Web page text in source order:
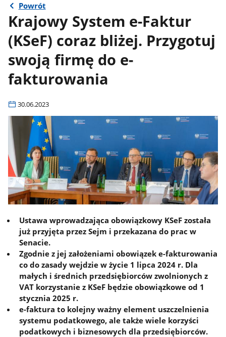
Powrót
Krajowy System e-Faktur
(KSeF) coraz bliżej. Przygotuj
swoją firmę do e-
fakturowania
30.06.2023
Ustawa wprowadzająca obowiązkowy KSeF została
już przyjęta przez Sejm i przekazana do prac w
Senacie.
Zgodnie z jej założeniami obowiązek e-fakturowania
co do zasady wejdzie w życie 1 lipca 2024 r. Dla
małych i średnich przedsiębiorców zwolnionych z
VAT korzystanie z KSeF będzie obowiązkowe od 1
stycznia 2025 r.
e-faktura to kolejny ważny element uszczelnienia
systemu podatkowego, ale także wiele korzyści
podatkowych i biznesowych dla przedsiębiorców.